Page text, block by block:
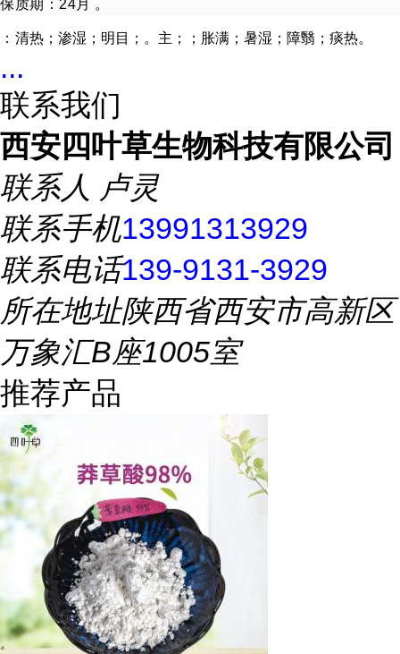
保质期 ：24月 。
： 清热；渗湿；明目；。主；； 胀满；暑湿 ；障翳；痰热。
...
联系我们
西安四叶草生物科技有限公司
联系人 卢灵
联系手机13991313929
联系电话139-9131-3929
所在地址陕西省西安市高新区
万象汇B座1005室
推荐产品